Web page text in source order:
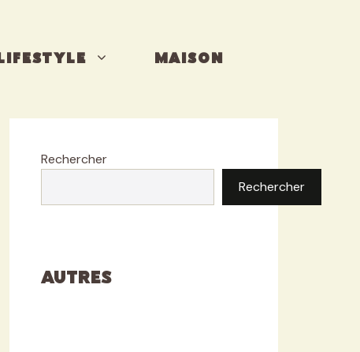
LIFESTYLE MAISON
Rechercher
Rechercher
Autres